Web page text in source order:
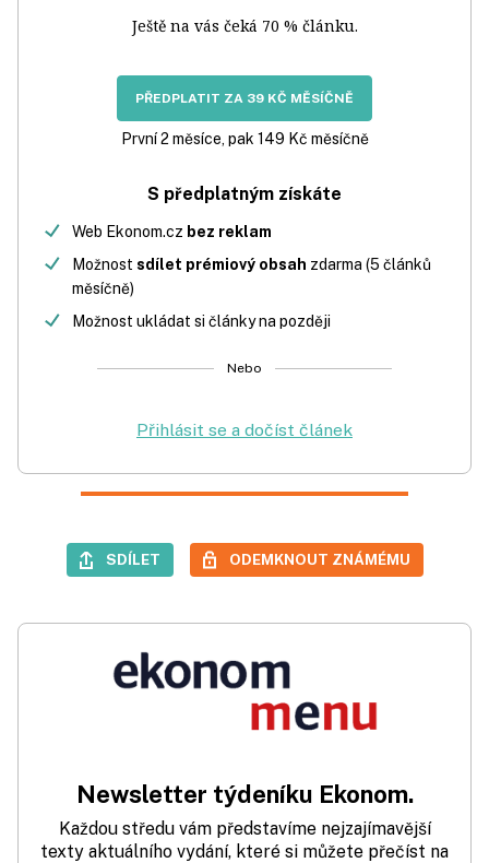
Ještě na vás čeká 70 % článku.
PŘEDPLATIT ZA 39 KČ MĚSÍČNĚ
První 2 měsíce, pak 149 Kč měsíčně
S předplatným získáte
Web Ekonom.cz bez reklam
Možnost sdílet prémiový obsah zdarma (5 článků
měsíčně)
Možnost ukládat si články na později
Nebo
Přihlásit se a dočíst článek
SDÍLET ODEMKNOUT ZNÁMÉMU
Newsletter týdeníku Ekonom.
Každou středu vám představíme nejzajímavější
texty aktuálního vydání, které si můžete přečíst na